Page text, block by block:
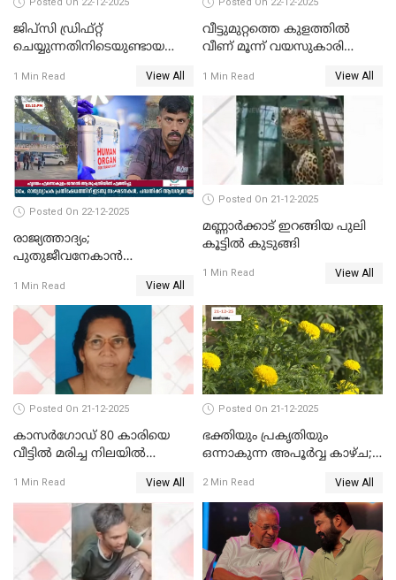
Posted On 22-12-2025
ജിപ്സി ഡ്രിഫ്റ്റ്
ചെയ്യുന്നതിനിടെയുണ്ടായ
ദാരുണാന്ത്യം; ജീപ്സി
ഓടിച്ചയാൾ അറസ്റ്റിൽ.
1 Min Read View All
Posted On 22-12-2025
വീട്ടുമുറ്റത്തെ കുളത്തിൽ
വീണ് മൂന്ന് വയസുകാരി
1 Min Read View All
Posted On 22-12-2025
രാജ്യത്താദ്യം;
പുതുജീവനേകാൻ
എറണാകുളം സർക്കാർ
ജനറൽ
ആശുപത്രിയിലെത്തിച്ചു
1 Min Read View All
Posted On 21-12-2025
മണ്ണാർക്കാട് ഇറങ്ങിയ പുലി
കൂട്ടിൽ കുടുങ്ങി
1 Min Read View All
Posted On 21-12-2025
കാസർഗോഡ് 80 കാരിയെ
വീട്ടിൽ മരിച്ച നിലയിൽ
1 Min Read View All
Posted On 21-12-2025
ഭക്തിയും പ്രകൃതിയും
ഒന്നാകുന്ന അപൂര്‍വ്വ കാഴ്ച;
കാഴ്ചാനുഭവമൊരുക്കി
ശബരീ നന്ദനം
2 Min Read View All